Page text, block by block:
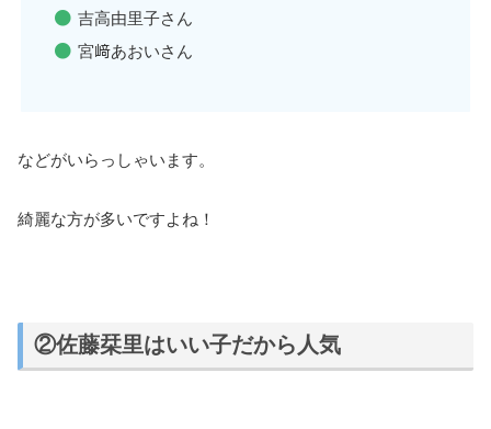
吉高由里子さん
宮﨑あおいさん
などがいらっしゃいます。
綺麗な方が多いですよね！
②佐藤栞里はいい子だから人気